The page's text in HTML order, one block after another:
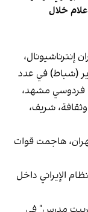
خلال
يوم الاثنين 23 فبراير (شباط) في عدد
فردوسي مشهد،
شريف،
هاجمت قوات
الإيراني داخل